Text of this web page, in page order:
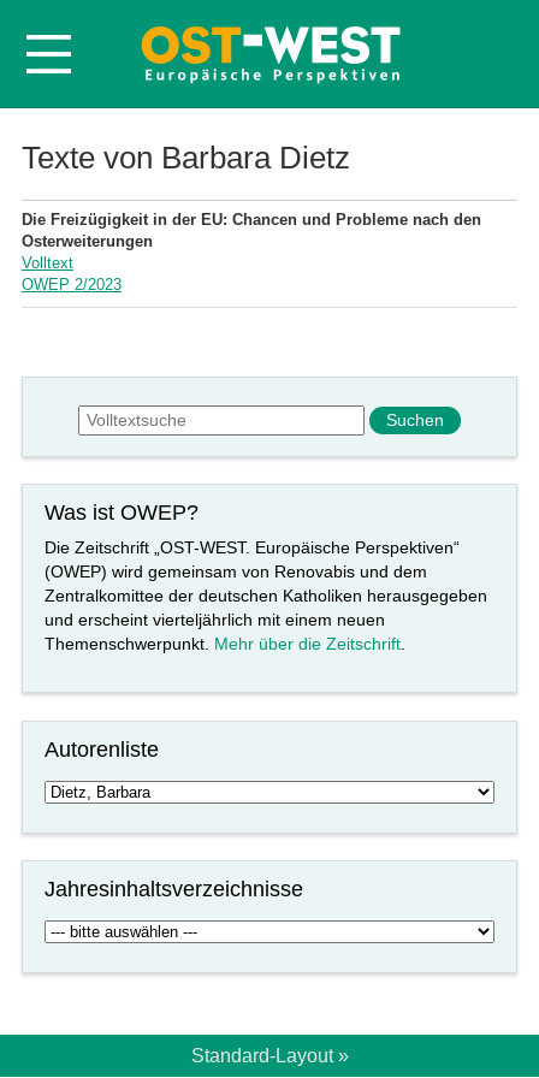
Startseite
Volltexte
Probeheft
Nachbestellen
Texte von Barbara Dietz
Die Freizügigkeit in der EU: Chancen und Probleme nach den
Osterweiterungen
Volltext
OWEP 2/2023
Suchformular
Suche
Was ist OWEP?
Die Zeitschrift „OST-WEST. Europäische Perspektiven“
(OWEP) wird gemeinsam von Renovabis und dem
Zentralkomittee der deutschen Katholiken herausgegeben
und erscheint vierteljährlich mit einem neuen
Themenschwerpunkt. Mehr über die Zeitschrift
Autorenliste
Jahresinhaltsverzeichnisse
Standard-Layout »